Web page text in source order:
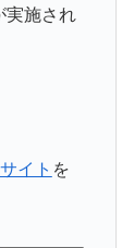
実施され
イト を